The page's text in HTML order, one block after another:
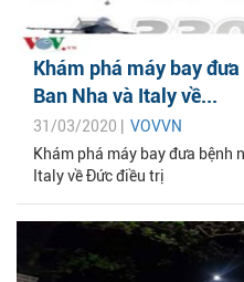
Khám phá máy bay
Ban Nha và Italy về...
31/03/2020 | VOVVN
Khám phá máy bay đưa bệnh
Italy về Đức điều trị